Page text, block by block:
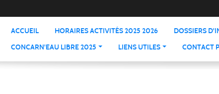
ACCUEIL HORAIRES ACTIVITÉS 2025 2026 DOSSIERS
CONCARN'EAU LIBRE 2025
LIENS UTILES CONTACT